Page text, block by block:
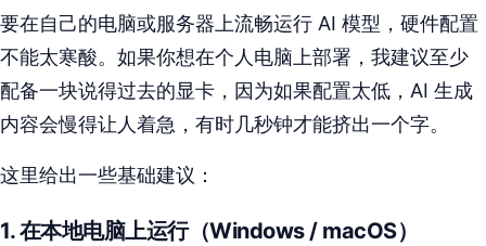
要在自己的电脑或服务器上流畅运行 AI 模型，硬件配置
不能太寒酸。如果你想在个人电脑上部署，我建议至少
配备一块说得过去的显卡，因为如果配置太低，AI 生成
内容会慢得让人着急，有时几秒钟才能挤出一个字。
这里给出一些基础建议：
1. 在本地电脑上运行（Windows / macOS）